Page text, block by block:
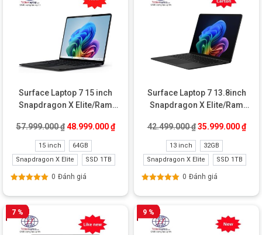
Surface Laptop 7 15 inch
Snapdragon X Elite/Ram
57.999.000₫ Giá gốc là: 57.999.000 ₫.
48.999.000₫Giá hiện tại là: 48.999.000 ₫.
15 inch
64GB
Snapdragon X Elite
SSD 1TB
0 Đánh giá
Surface Laptop 7 13.8inch
Snapdragon X Elite/Ram
42.499.000₫ Giá gốc là:
35.999.000₫Giá
13 inch
32GB
Snapdragon X Elite
SSD 1TB
0 Đánh giá
7 % 9 %